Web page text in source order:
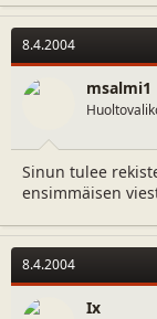
8.4.2004
msalmi1
Sinun tulee
ensimmäisen
8.4.2004
Ix